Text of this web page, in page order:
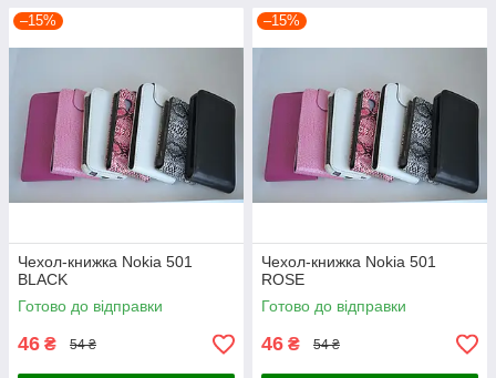
–15%
Чехол-книжка Nokia 501
BLACK
Готово до відправки
46 ₴ 54 ₴
–15%
Чехол-книжка Nokia 501
ROSE
Готово до відправки
46 ₴ 54 ₴